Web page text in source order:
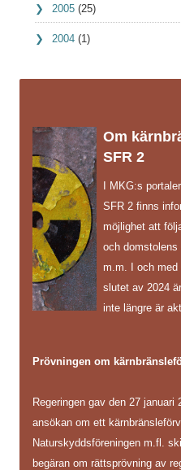
2005 (25)
2004 (1)
Om
SFR 2
I MKG:s
SFR 2 finns
möjlighet att
och domstolens
m.m. I och
slutet av 2024
inte längre är
Prövningen om
Regeringen gav den 27 januari
ansökan om ett
Naturskyddsföreningen m.fl.
begäran om rättsprövning av